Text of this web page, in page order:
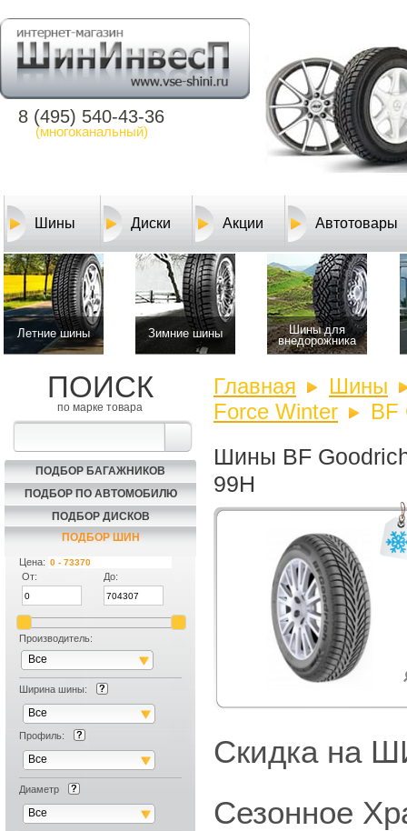
8 (495) 540-43-36
(многоканальный)
Шины Диски Акции Автотовары
Летние шины Зимние шины
Шины для
внедорожника
ПОИСК
по марке товара
ПОДБОР БАГАЖНИКОВ
ПОДБОР ПО АВТОМОБИЛЮ
ПОДБОР ДИСКОВ
ПОДБОР ШИН
Цена:
От:
До:
Производитель:
Все
Ширина шины:
Все
Профиль:
Все
Диаметр
Все
Главная
Шины
Force Winter
BF
Шины BF
99H
Скидка на
Сезонное